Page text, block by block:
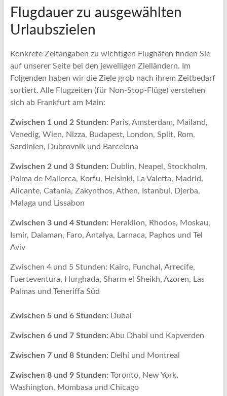
Flugdauer zu ausgewählten
Urlaubszielen
Konkrete Zeitangaben zu wichtigen Flughäfen finden Sie
auf unserer Seite bei den jeweiligen Zielländern. Im
Folgenden haben wir die Ziele grob nach ihrem Zeitbedarf
sortiert. Alle Flugzeiten (für Non-Stop-Flüge) verstehen
sich ab Frankfurt am Main:
Zwischen 1 und 2 Stunden: Paris, Amsterdam, Mailand,
Venedig, Wien, Nizza, Budapest, London, Split, Rom,
Sardinien, Dubrovnik und Barcelona
Zwischen 2 und 3 Stunden: Dublin, Neapel, Stockholm,
Palma de Mallorca, Korfu, Helsinki, La Valetta, Madrid,
Alicante, Catania, Zakynthos, Athen, Istanbul, Djerba,
Malaga und Lissabon
Zwischen 3 und 4 Stunden: Heraklion, Rhodos, Moskau,
Ismir, Dalaman, Faro, Antalya, Larnaca, Paphos und Tel
Aviv
Zwischen 4 und 5 Stunden: Kairo, Funchal, Arrecife,
Fuerteventura, Hurghada, Sharm el Sheikh, Azoren, Las
Palmas und Teneriffa Süd
Zwischen 5 und 6 Stunden: Dubai
Zwischen 6 und 7 Stunden: Abu Dhabi und Kapverden
Zwischen 7 und 8 Stunden: Delhi und Montreal
Zwischen 8 und 9 Stunden: Toronto, New York,
Washington, Mombasa und Chicago